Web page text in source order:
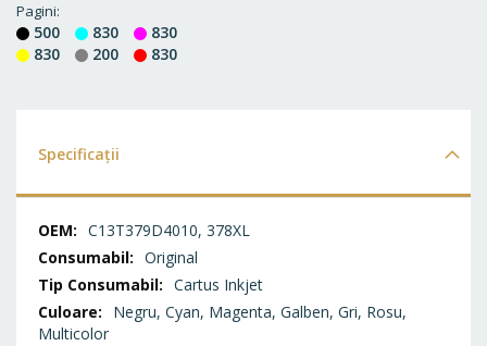
Pagini
500 830
830
830
200 830
Specificații
SpecificațiiC13T379D4010, 378XL
Original
Cartus Inkjet
Negru, Cyan, Magenta, Galben, Gri, Rosu,
Multicolor